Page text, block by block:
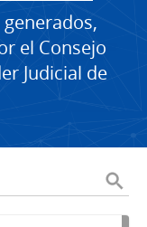
el Consejo
Judicial de